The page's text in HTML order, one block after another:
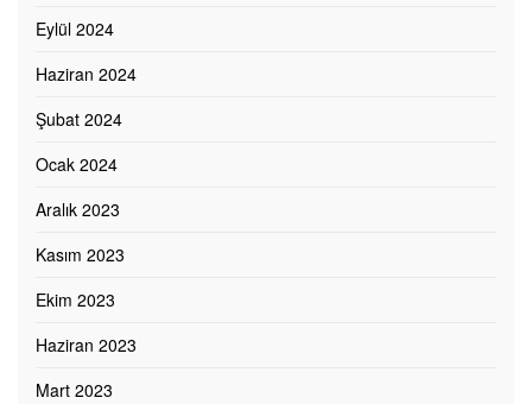
Eylül 2024
Haziran 2024
Şubat 2024
Ocak 2024
Aralık 2023
Kasım 2023
Ekim 2023
Haziran 2023
Mart 2023